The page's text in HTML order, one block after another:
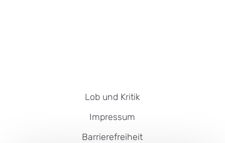
Lob und Kritik
Impressum
Barrierefreiheit